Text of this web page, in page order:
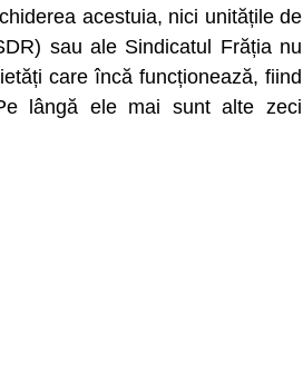
acestuia, nici unitățile de
sau ale Sindicatul Frăția nu
care încă funcționează, fiind
lângă ele mai sunt alte zeci